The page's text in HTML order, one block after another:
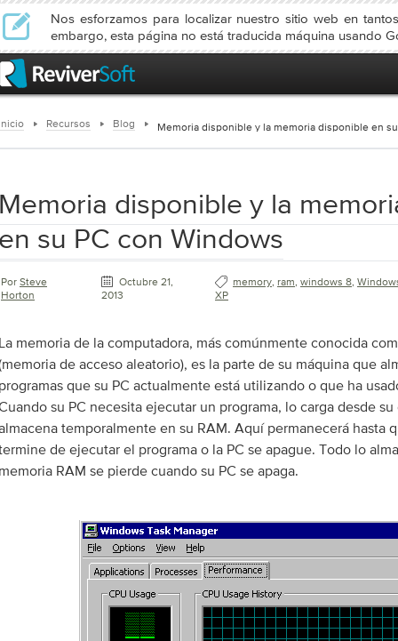
Nos esforzamos para localizar nuestro sitio web en
embargo, esta página no está traducida máquina usando
Recursos Blog Memoria disponible y la memoria disponible en
disponible y la
su PC con Windows
Por Steve
Horton
Octubre 21,
2013
memory, ram, windows 8,
XP
memoria de la computadora, más comúnmente conocida
de acceso aleatorio), es la parte de su máquina que
que su PC actualmente está utilizando o que ha
su PC necesita ejecutar un programa, lo carga desde
temporalmente en su RAM. Aquí permanecerá hasta
de ejecutar el programa o la PC se apague. Todo lo
RAM se pierde cuando su PC se apaga.